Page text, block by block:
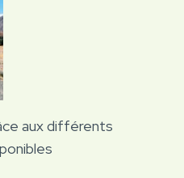
aux différents